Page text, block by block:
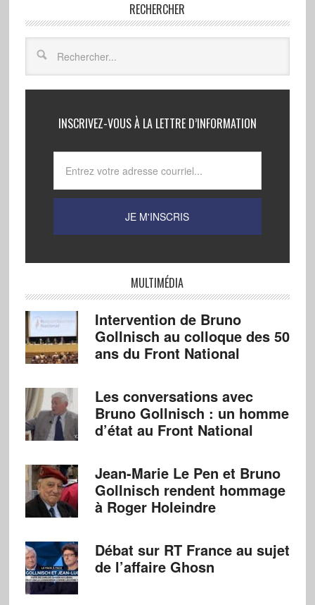
RECHERCHER
INSCRIVEZ-VOUS À LA LETTRE D’INFORMATION
MULTIMÉDIA
Intervention de Bruno
Gollnisch au colloque des 50
ans du Front National
Les conversations avec
Bruno Gollnisch : un homme
d’état au Front National
Jean-Marie Le Pen et Bruno
Gollnisch rendent hommage
à Roger Holeindre
Débat sur RT France au sujet
de l’affaire Ghosn